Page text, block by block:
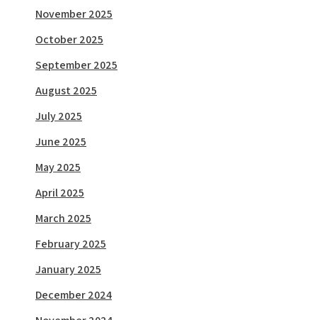
November 2025
October 2025
September 2025
August 2025
July 2025
June 2025
May 2025
April 2025
March 2025
February 2025
January 2025
December 2024